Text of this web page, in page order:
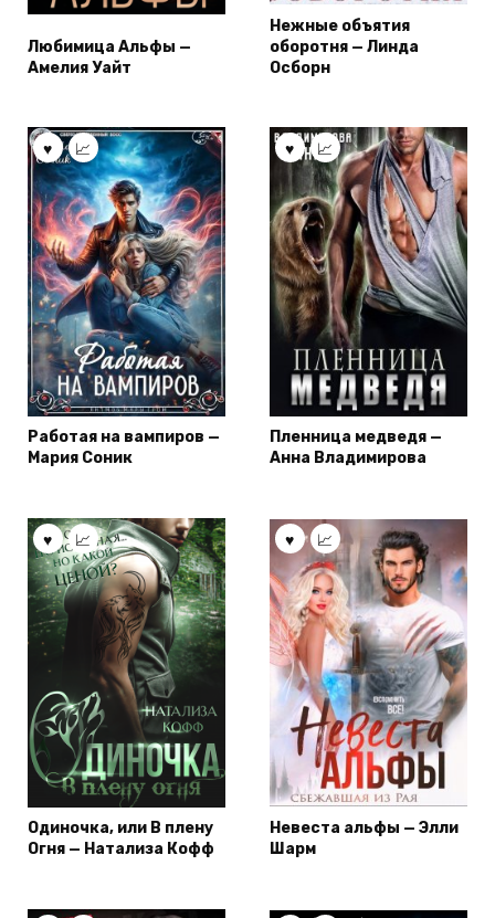
Любимица Альфы —
Амелия Уайт
Нежные объятия
оборотня — Линда
Осборн
Работая на вампиров —
Мария Сoник
Пленница медведя —
Анна Владимирова
Одиночка, или В плену
Огня — Натализа Кофф
Невеста альфы — Элли
Шарм